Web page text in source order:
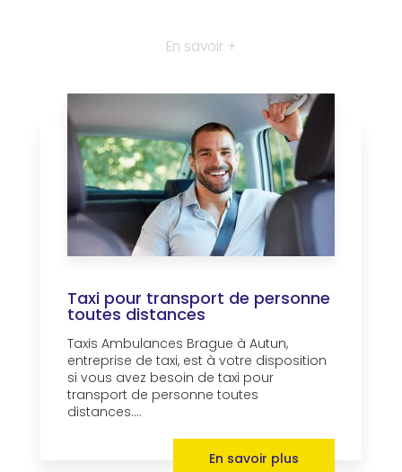
En savoir +
Taxi pour transport de personne
toutes distances
Taxis Ambulances Brague à Autun,
entreprise de taxi, est à votre disposition
si vous avez besoin de taxi pour
transport de personne toutes
distances....
En savoir plus